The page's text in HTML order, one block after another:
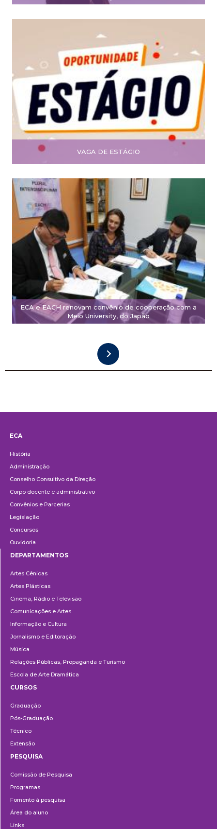
VAGA DE ESTÁGIO
ECA e EACH renovam convênio de cooperação com a
Meio University, do Japão
ECA
História
Administração
Conselho Consultivo da Direção
Corpo docente e administrativo
Convênios e Parcerias
Legislação
Concursos
Ouvidoria
DEPARTAMENTOS
Artes Cênicas
Artes Plásticas
Cinema, Rádio e Televisão
Comunicações e Artes
Informação e Cultura
Jornalismo e Editoração
Música
Relações Públicas, Propaganda e Turismo
Escola de Arte Dramática
CURSOS
Graduação
Pós-Graduação
Técnico
Extensão
PESQUISA
Comissão de Pesquisa
Programas
Fomento à pesquisa
Área do aluno
Links